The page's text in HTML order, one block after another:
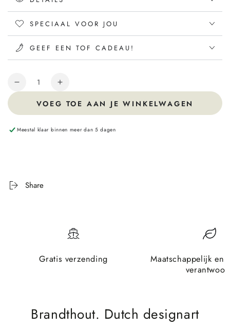
SPECIAAL VOOR JOU
GEEF EEN TOF CADEAU!
Hoeveelheid
VOEG TOE AAN JE WINKELWAGEN
Meestal klaar binnen meer dan 5 dagen
Share
Gratis verzending
Maatschappelijk en
Brandthout. Dutch designart